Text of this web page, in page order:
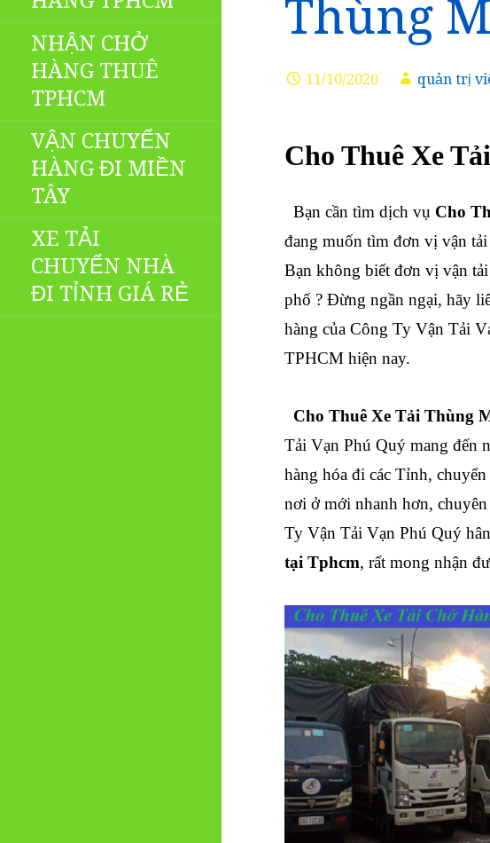
NHẬN CHỞ
HÀNG THUÊ
TPHCM
VẬN CHUYỂN
HÀNG ĐI MIỀN
TÂY
XE TẢI
CHUYỂN NHÀ
ĐI TỈNH GIÁ RẺ
Thùng
11/10/2020 quản trị
Cho Thuê Xe
Bạn cần tìm dịch vụ Cho
đang muốn tìm đơn vị vận
Bạn không biết đơn vị vận
phố ? Đừng ngần ngại, hãy
hàng của Công Ty Vận Tải
TPHCM hiện nay.
Cho Thuê Xe Tải Thùng
Tải Vạn Phú Quý mang đến
hàng hóa đi các Tỉnh,
nơi ở mới nhanh hơn,
Ty Vận Tải Vạn Phú Quý
tại Tphcm, rất mong nhận